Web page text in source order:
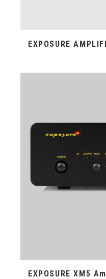
EXPOSURE
EXPOSURE XM5